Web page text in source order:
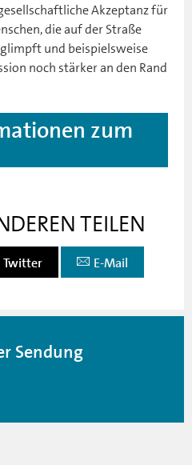
Akzeptanz für
die auf der Straße
und beispielsweise
noch stärker an den Rand
zum
TEILEN
Twitter E-Mail
Sendung